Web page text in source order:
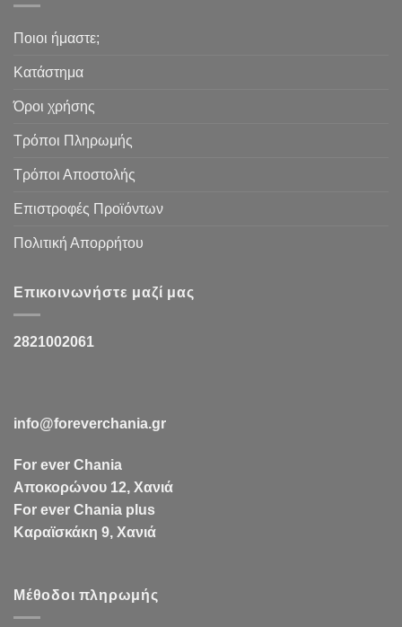
Ποιοι ήμαστε;
Κατάστημα
Όροι χρήσης
Τρόποι Πληρωμής
Τρόποι Αποστολής
Επιστροφές Προϊόντων
Πολιτική Απορρήτου
Επικοινωνήστε μαζί μας
2821002061
info@foreverchania.gr
For ever Chania
Αποκορώνου 12, Χανιά
For ever Chania plus
Καραϊσκάκη 9, Χανιά
Μέθοδοι πληρωμής